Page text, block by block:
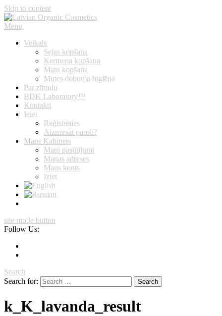
Skip to content
piegāde
Menu
Veikals
Sejas kopšana
Ķermeņa kopšana
Matu kopšana
Mutes dobuma higiēna
Par zīmolu
BDK Laboratory™
Kontakti
Ieiet
Reģistrēties
Aizmirsāt paroli?
Mans Kabinets
Mani pasūtījumi
Manas adreses
Mans konts
Iziet
site mode button
Follow Us:
Search
Search for:
k_K_lavanda_result